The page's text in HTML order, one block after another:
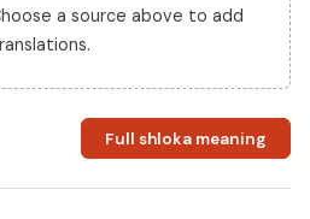
a source above to add
Full shloka meaning